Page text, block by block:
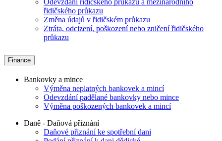
Odevzdání řidičského průkazu a mezinárodního
řidičského průkazu
Změna údajů v řidičském průkazu
Ztráta, odcizení, poškození nebo zničení řidičského
průkazu
Finance
Bankovky a mince
Výměna neplatných bankovek a mincí
Odevzdání padělané bankovky nebo mince
Výměna poškozených bankovek a mincí
Daně - Daňová přiznání
Daňové přiznání ke spotřební dani